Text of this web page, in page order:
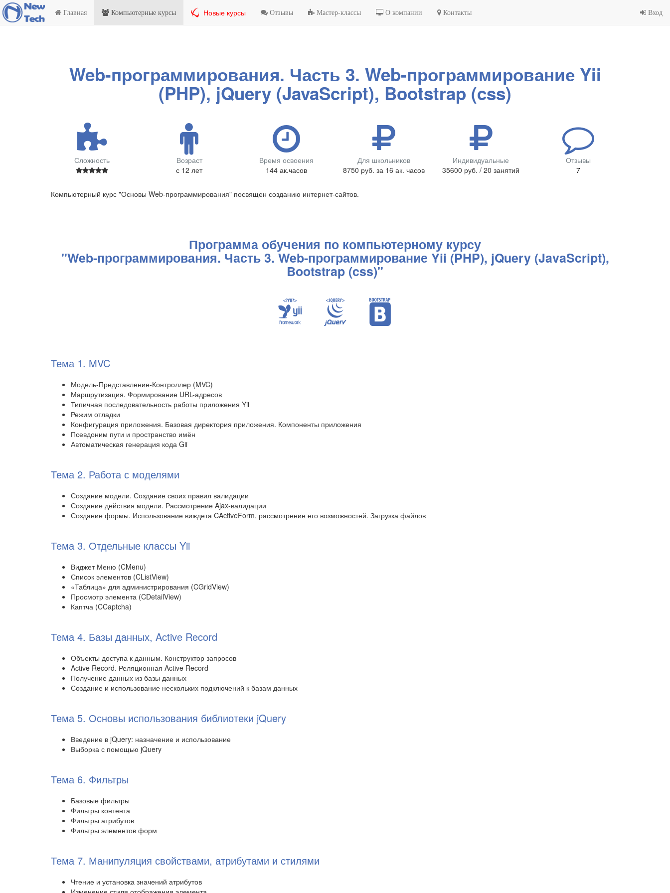
Вход
Главная Компьютерные курсы Новые курсы Отзывы Мастер-классы О компании Контакты
Web-программирования. Часть 3. Web-программирование Yii
(PHP), jQuery (JavaScript), Bootstrap (css)
Сложность
Возраст
с 12 лет
Время освоения
144 ак.часов
Для школьников
8750 руб. за 16 ак. часов
Индивидуальные
35600 руб. / 20 занятий
Отзывы
7
Компьютерный курс "Основы Web-программирования" посвящен созданию интернет-сайтов.
Программа обучения по компьютерному курсу
"Web-программирования. Часть 3. Web-программирование Yii (PHP), jQuery (JavaScript),
Bootstrap (css)"
Тема 1. MVC
Модель-Представление-Контроллер (MVC)
Маршрутизация. Формирование URL-адресов
Типичная последовательность работы приложения Yii
Режим отладки
Конфигурация приложения. Базовая директория приложения. Компоненты приложения
Псевдоним пути и пространство имён
Автоматическая генерация кода Gii
Тема 2. Работа с моделями
Создание модели. Создание своих правил валидации
Создание действия модели. Рассмотрение Ajax-валидации
Создание формы. Использование виждета CActiveForm, рассмотрение его возможностей. Загрузка файлов
Тема 3. Отдельные классы Yii
Виджет Меню (CMenu)
Список элементов (CListView)
«Таблица» для администрирования (CGridView)
Просмотр элемента (CDetailView)
Каптча (CCaptcha)
Тема 4. Базы данных, Active Record
Объекты доступа к данным. Конструктор запросов
Active Record. Реляционная Active Record
Получение данных из базы данных
Создание и использование нескольких подключений к базам данных
Тема 5. Основы использования библиотеки jQuery
Введение в jQuery: назначение и использование
Выборка с помощью jQuery
Тема 6. Фильтры
Базовые фильтры
Фильтры контента
Фильтры атрибутов
Фильтры элементов форм
Тема 7. Манипуляция свойствами, атрибутами и стилями
Чтение и установка значений атрибутов